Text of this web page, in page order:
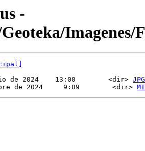
-
Imagenes/
de 2024    13:00        <dir> JPG
de 2024     9:09        <dir>